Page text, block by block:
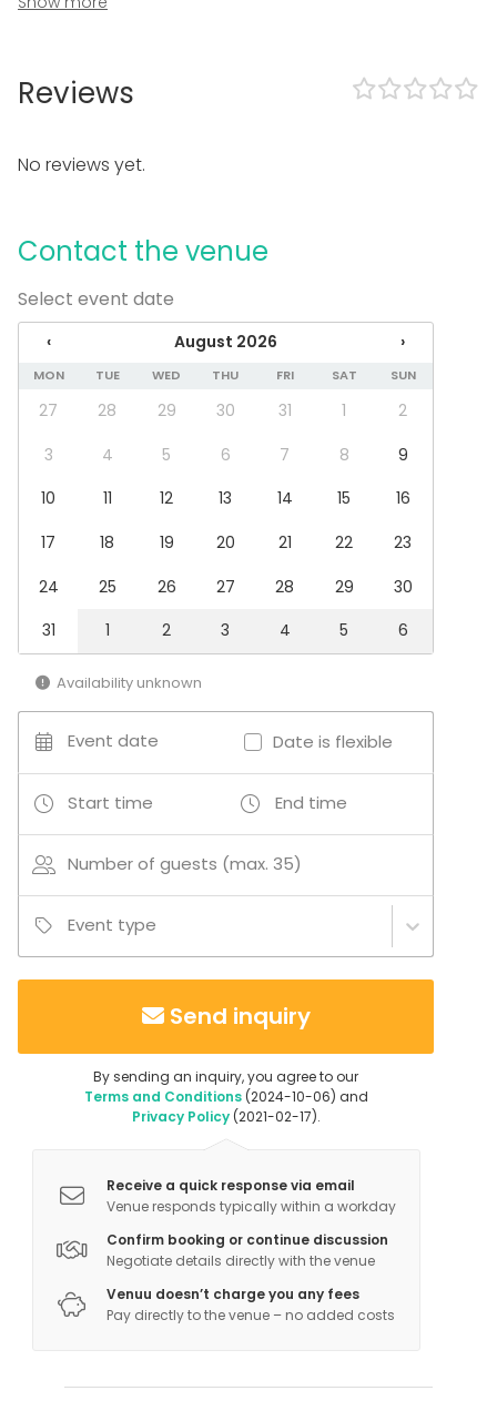
Whiteboard / Flip chart
Note-taking material
Dinner / Lunch
Conference / Seminar
Fair / Exhibition
Performance / Show
Recreation
Cabin trip / Retreat
Christmas Party
Venue type
Hotel
Bar
Additional information about activities
Oheisohjelmaa / aktiviteetteja tilauksesta.
Reviews
No reviews yet.
Contact the venue
Select event date
‹ August 2026 ›
MON TUE WED THU FRI SAT SUN
27 28 29 30 31 1
2
3
4 5 6 7 8
9
10
11 12 13 14 15
16
17
18 19 20 21 22
23
24
25 26 27 28 29
30
31
1 2 3 4 5 6
Availability unknown
Event date Date is flexible
Start time End time
Number of guests (max. 35)
Event type
Send inquiry
By sending an inquiry, you agree to our
Terms and Conditions(2024-10-06) and
Privacy Policy(2021-02-17).
Receive a quick response via email
Venue responds typically within a workday
Confirm booking or continue discussion
Negotiate details directly with the venue
Venuu doesn’t charge you any fees
Pay directly to the venue – no added costs